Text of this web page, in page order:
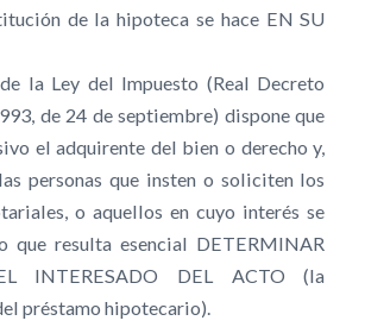
de la hipoteca se hace EN SU
la Ley del Impuesto (Real Decreto
de 24 de septiembre) dispone que
el adquirente del bien o derecho y,
personas que insten o soliciten los
o aquellos en cuyo interés se
que resulta esencial DETERMINAR
INTERESADO DEL ACTO (la
préstamo hipotecario).